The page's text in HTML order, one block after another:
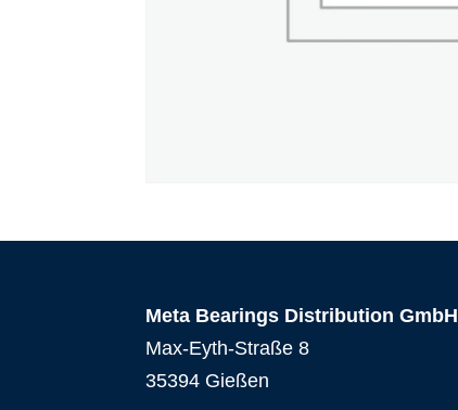
Meta Bearings Distribution GmbH
Max-Eyth-Straße 8
35394 Gießen